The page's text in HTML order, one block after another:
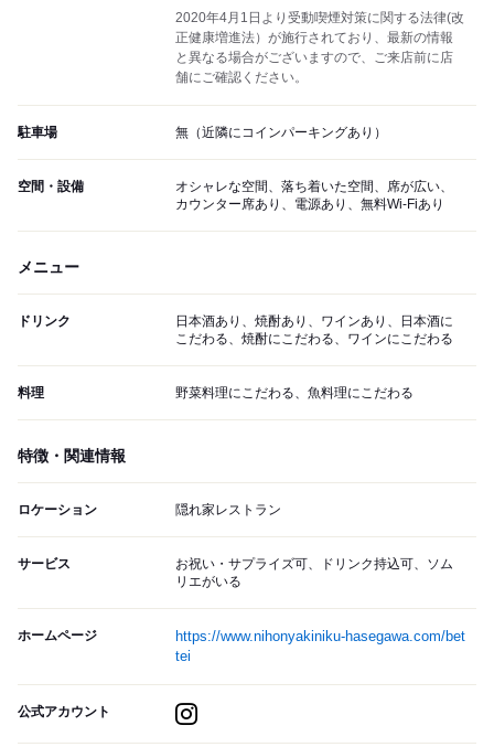
2020年4月1日より受動喫煙対策に関する法律(改
正健康増進法）が施行されており、最新の情報
と異なる場合がございますので、ご来店前に店
舗にご確認ください。
駐車場 無（近隣にコインパーキングあり）
空間・設備
オシャレな空間、落ち着いた空間、席が広い、
カウンター席あり、電源あり、無料Wi-Fiあり
メニュー
ドリンク
日本酒あり、焼酎あり、ワインあり、日本酒に
こだわる、焼酎にこだわる、ワインにこだわる
料理 野菜料理にこだわる、魚料理にこだわる
特徴・関連情報
ロケーション 隠れ家レストラン
サービス
お祝い・サプライズ可、ドリンク持込可、ソム
リエがいる
ホームページ
https://www.nihonyakiniku-hasegawa.com/bet
tei
公式アカウント